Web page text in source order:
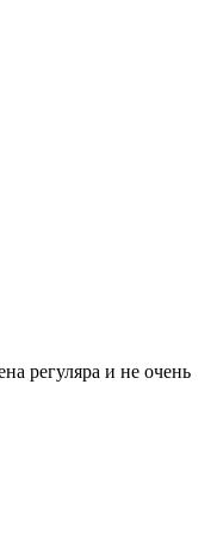
регуляра и не очень